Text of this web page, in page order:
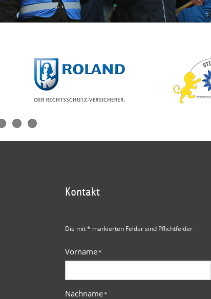
Kontakt
Die mit * markierten Felder sind Pflichtfelder
Vorname*
Nachname*